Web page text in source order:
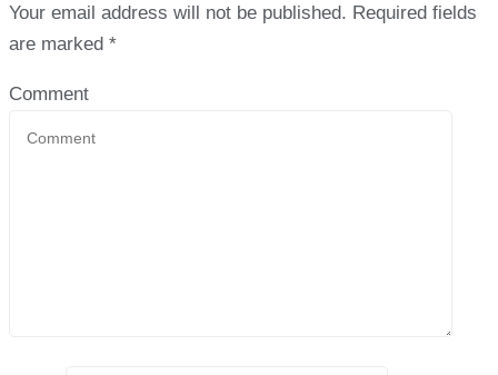
Your email address will not be published. Required fields
are marked *
Comment